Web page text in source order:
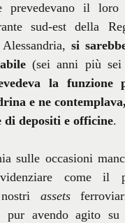
prevedevano il
sud-est della
si
(sei anni più sei
la funzione
e ne
di depositi e officine.
sulle occasioni
come il
assets
pur avendo agito